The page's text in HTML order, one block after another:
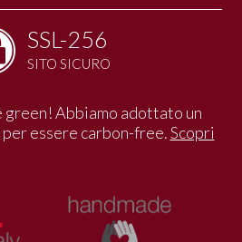
SSL-256
SITO SICURO
green! Abbiamo adottato un
essere carbon-free.Scopri